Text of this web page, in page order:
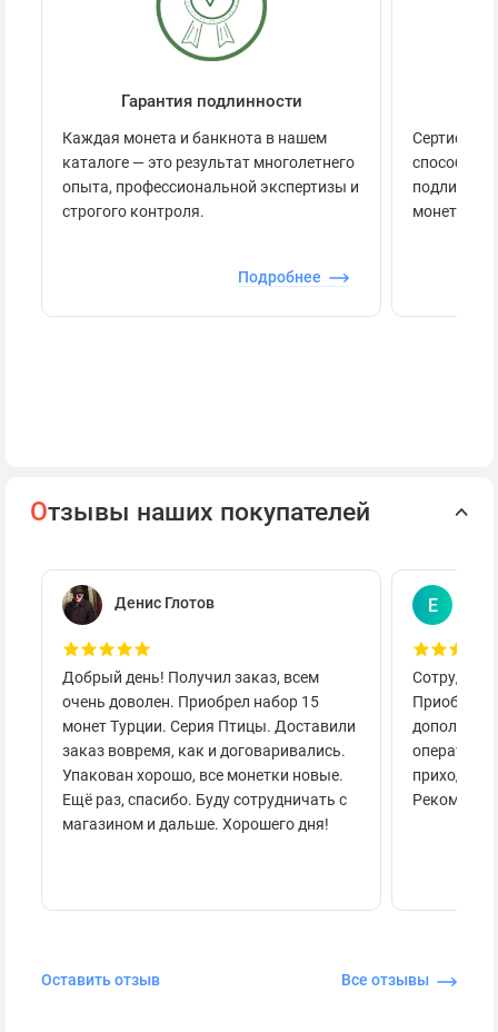
Гарантия подлинности
Каждая монета и банкнота в нашем
каталоге — это результат многолетнего
опыта, профессиональной экспертизы и
строгого контроля.
Подробнее
способов
монеты.
Отзывы наших покупателей
Денис Глотов
Добрый день! Получил заказ, всем
очень доволен. Приобрел набор 15
монет Турции. Серия Птицы. Доставили
заказ вовремя, как и договаривались.
Упакован хорошо, все монетки новые.
Ещё раз, спасибо. Буду сотрудничать с
магазином и дальше. Хорошего дня!
Е
приходило
Оставить отзыв Все отзывы